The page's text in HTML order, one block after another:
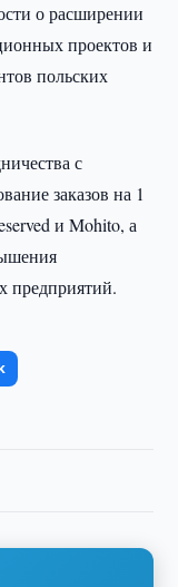
о расширении
проектов и
польских
с
заказов на 1
и Mohito, а
предприятий.